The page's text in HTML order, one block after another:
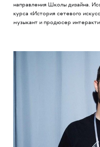
направления Школы дизайна.
курса «История сетевого
музыкант и продюсер